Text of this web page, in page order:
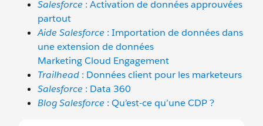
Salesforce : Activation de données approuvées
partout
Aide Salesforce : Importation de données dans
une extension de données
Marketing Cloud Engagement
Trailhead : Données client pour les marketeurs
Salesforce : Data 360
Blog Salesforce : Qu’est-ce qu’une CDP ?